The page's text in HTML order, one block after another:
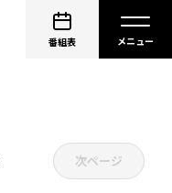
番組表
次ページ